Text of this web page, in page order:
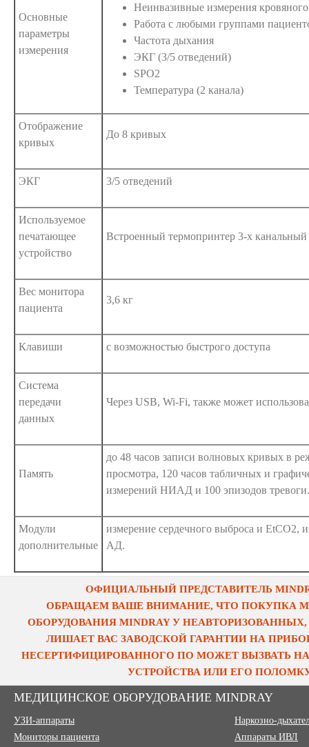
Основные
параметры
измерения
Неинвазивные измерения
Работа с любыми группами
Частота дыхания
ЭКГ (3/5 отведений)
SPO2
Температура (2 канала)
Отображение
кривых
До 8 кривых
ЭКГ 3/5 отведений
Используемое
печатающее
устройство
Встроенный термопринтер 3-х канальный
Вес монитора
пациента
3,6 кг
Клавиши с возможностью быстрого доступа
Система
передачи
данных
Через USB, Wi-Fi, также может
Память
до 48 часов записи волновых кривых в
просмотра, 120 часов табличных и
измерений НИАД и 100 эпизодов тревоги.
Модули
дополнительные
измерение сердечного выброса и EtCO2,
АД.
ОФИЦИАЛЬНЫЙ ПРЕДСТАВИТЕЛЬ
ОБРАЩАЕМ ВАШЕ ВНИМАНИЕ, ЧТО ПОКУПКА
ОБОРУДОВАНИЯ MINDRAY У
ЛИШАЕТ ВАС ЗАВОДСКОЙ ГАРАНТИИ НА
НЕСЕРТИФИЦИРОВАННОГО ПО МОЖЕТ ВЫЗВАТЬ
УСТРОЙСТВА ИЛИ ЕГО
МЕДИЦИНСКОЕ ОБОРУДОВАНИЕ MINDRAY
УЗИ-аппараты
Мониторы пациента
Наркозно-
Аппараты ИВЛ